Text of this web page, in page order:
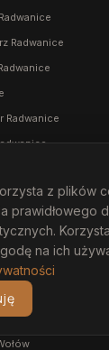
Radwanice
Radwanice
Radwanice
Radwanice
na wymiar Radwanice
wymiar Radwanice
z plików
prawidłowego
na ich